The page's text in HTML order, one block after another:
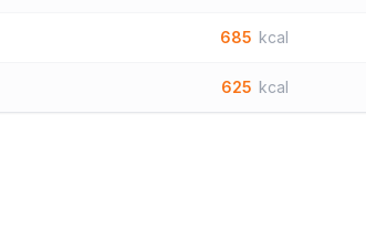
685 kcal
625 kcal